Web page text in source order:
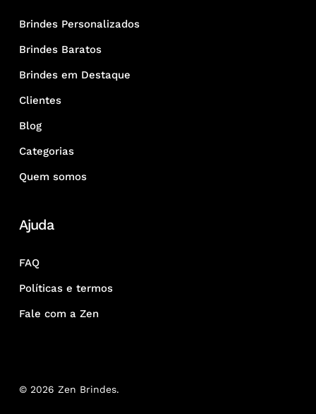
Brindes Personalizados
Brindes Baratos
Brindes em Destaque
Clientes
Blog
Categorias
Quem somos
Ajuda
FAQ
Políticas e termos
Fale com a Zen
© 2026 Zen Brindes.